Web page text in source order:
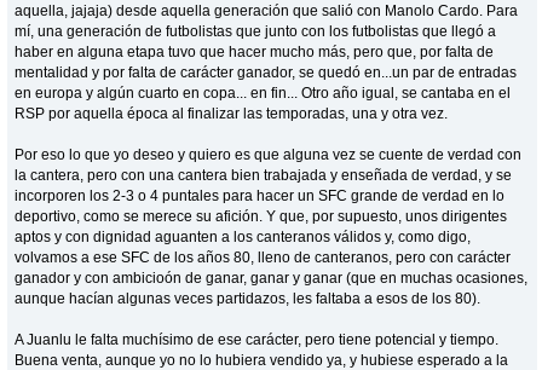
aquella, jajaja) desde aquella generación que salió con Manolo Cardo. Para
mí, una generación de futbolistas que junto con los futbolistas que llegó a
haber en alguna etapa tuvo que hacer mucho más, pero que, por falta de
mentalidad y por falta de carácter ganador, se quedó en...un par de entradas
en europa y algún cuarto en copa... en fin... Otro año igual, se cantaba en el
RSP por aquella época al finalizar las temporadas, una y otra vez.
Por eso lo que yo deseo y quiero es que alguna vez se cuente de verdad con
la cantera, pero con una cantera bien trabajada y enseñada de verdad, y se
incorporen los 2-3 o 4 puntales para hacer un SFC grande de verdad en lo
deportivo, como se merece su afición. Y que, por supuesto, unos dirigentes
aptos y con dignidad aguanten a los canteranos válidos y, como digo,
volvamos a ese SFC de los años 80, lleno de canteranos, pero con carácter
ganador y con ambicioón de ganar, ganar y ganar (que en muchas ocasiones,
aunque hacían algunas veces partidazos, les faltaba a esos de los 80).
A Juanlu le falta muchísimo de ese carácter, pero tiene potencial y tiempo.
Buena venta, aunque yo no lo hubiera vendido ya, y hubiese esperado a la